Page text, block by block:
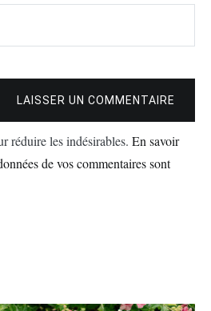
LAISSER UN COMMENTAIRE
réduire les indésirables. En savoir
de vos commentaires sont